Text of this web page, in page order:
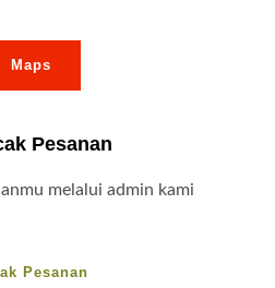
Maps
Pesanan
melalui admin kami
Pesanan